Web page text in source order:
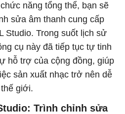
năng tổng thể, bạn sẽ
sửa âm thanh cung cấp
Studio. Trong suốt lịch sử
cụ này đã tiếp tục tự tinh
hỗ trợ của cộng đồng, giúp
sản xuất nhạc trở nên dễ
giới.
Trình chỉnh sửa